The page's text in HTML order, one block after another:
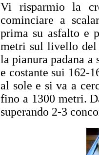
Vi risparmio la
cominciare a
prima su asfalto e
metri sul livello del
la pianura padana a
e costante sui 162-
al sole e si va a
fino a 1300 metri.
superando 2-3